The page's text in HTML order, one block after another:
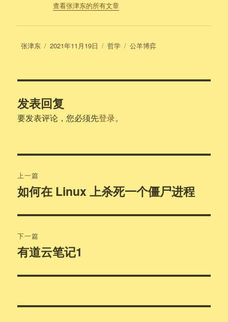
查看张津东的所有文章
作
张津东
发
2021年11月19日
分
哲学
标
公羊博弈
发表回复
要发表评论，您必须先登录。
章
航
上一篇
上
文
章：
如何在 Linux 上杀死一个僵尸进程
下一篇
下
文
有道云笔记1